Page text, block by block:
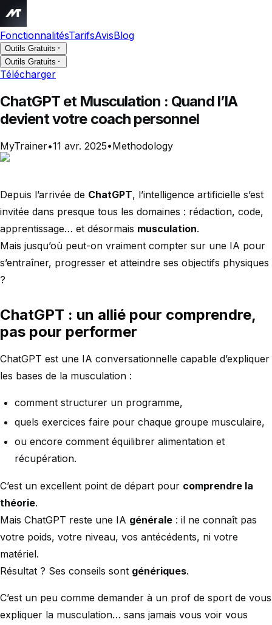
FonctionnalitésTarifsAvisBlog
Outils Gratuits
Outils Gratuits
Télécharger
ChatGPT et Musculation : Quand l’IA
devient votre coach personnel
MyTrainer•11 avr. 2025•Methodology
Depuis l’arrivée de ChatGPT, l’intelligence artificielle s’est
invitée dans presque tous les domaines : rédaction, code,
apprentissage… et désormais musculation.
Mais jusqu’où peut-on vraiment compter sur une IA pour
s’entraîner, progresser et atteindre ses objectifs physiques
?
ChatGPT : un allié pour comprendre,
pas pour performer
ChatGPT est une IA conversationnelle capable d’expliquer
les bases de la musculation :
comment structurer un programme,
quels exercices faire pour chaque groupe musculaire,
ou encore comment équilibrer alimentation et
récupération.
C’est un excellent point de départ pour comprendre la
théorie.
Mais ChatGPT reste une IA générale : il ne connaît pas
votre poids, votre niveau, vos antécédents, ni votre
matériel.
Résultat ? Ses conseils sont génériques.
C’est un peu comme demander à un prof de sport de vous
expliquer la musculation… sans jamais vous voir vous